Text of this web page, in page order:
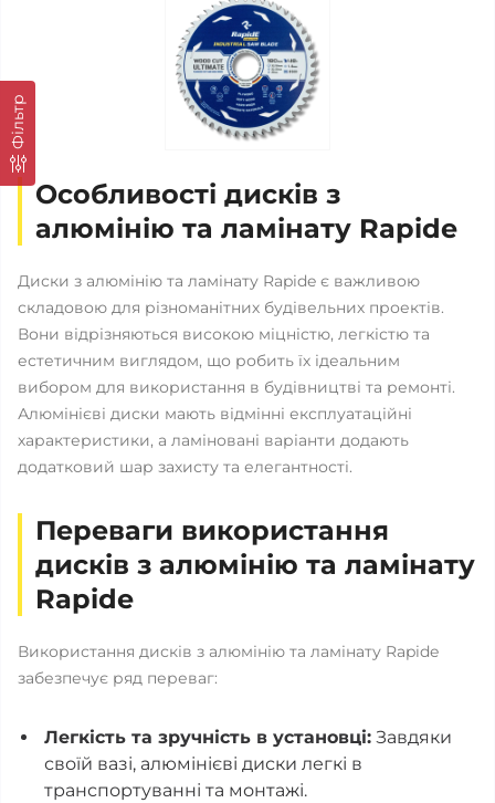
Фільтр
Особливості дисків з
алюмінію та ламінату Rapide
Диски з алюмінію та ламінату Rapide є важливою
складовою для різноманітних будівельних проектів.
Вони відрізняються високою міцністю, легкістю та
естетичним виглядом, що робить їх ідеальним
вибором для використання в будівництві та ремонті.
Алюмінієві диски мають відмінні експлуатаційні
характеристики, а ламіновані варіанти додають
додатковий шар захисту та елегантності.
Переваги використання
дисків з алюмінію та ламінату
Rapide
Використання дисків з алюмінію та ламінату Rapide
забезпечує ряд переваг:
Легкість та зручність в установці: Завдяки
своїй вазі, алюмінієві диски легкі в
транспортуванні та монтажі.